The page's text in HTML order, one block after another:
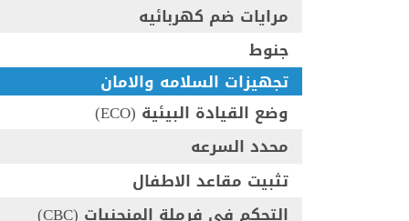
مرايات ضم كهربائيه
جنوط
تجهيزات السلامه والامان
وضع القيادة البيئية (ECO)
محدد السرعه
تثبيت مقاعد الاطفال
التحكم فى فرملة المنحنيات (CBC)